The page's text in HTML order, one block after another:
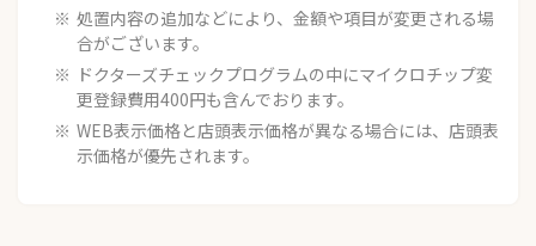
処置内容の追加などにより、金額や項目が変更される場
合がございます。
ドクターズチェックプログラムの中にマイクロチップ変
更登録費用400円も含んでおります。
WEB表示価格と店頭表示価格が異なる場合には、店頭表
示価格が優先されます。